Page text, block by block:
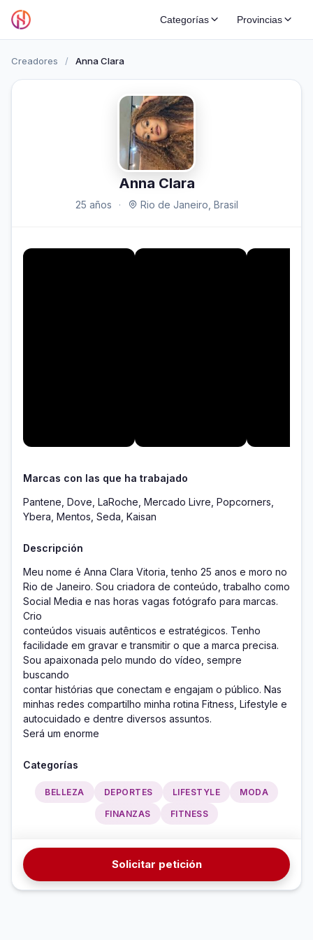
Categorías Provincias
Creadores / Anna Clara
Anna Clara
25 años · Rio de Janeiro, Brasil
Marcas con las que ha trabajado
Pantene, Dove, LaRoche, Mercado Livre, Popcorners,
Ybera, Mentos, Seda, Kaisan
Descripción
Meu nome é Anna Clara Vitoria, tenho 25 anos e moro no
Rio de Janeiro. Sou criadora de conteúdo, trabalho como
Social Media e nas horas vagas fotógrafo para marcas.
Crio
conteúdos visuais autênticos e estratégicos. Tenho
facilidade em gravar e transmitir o que a marca precisa.
Sou apaixonada pelo mundo do vídeo, sempre
buscando
contar histórias que conectam e engajam o público. Nas
minhas redes compartilho minha rotina Fitness, Lifestyle e
autocuidado e dentre diversos assuntos.
Será um enorme
Categorías
BELLEZA DEPORTES LIFESTYLE MODA
FINANZAS FITNESS
Solicitar petición